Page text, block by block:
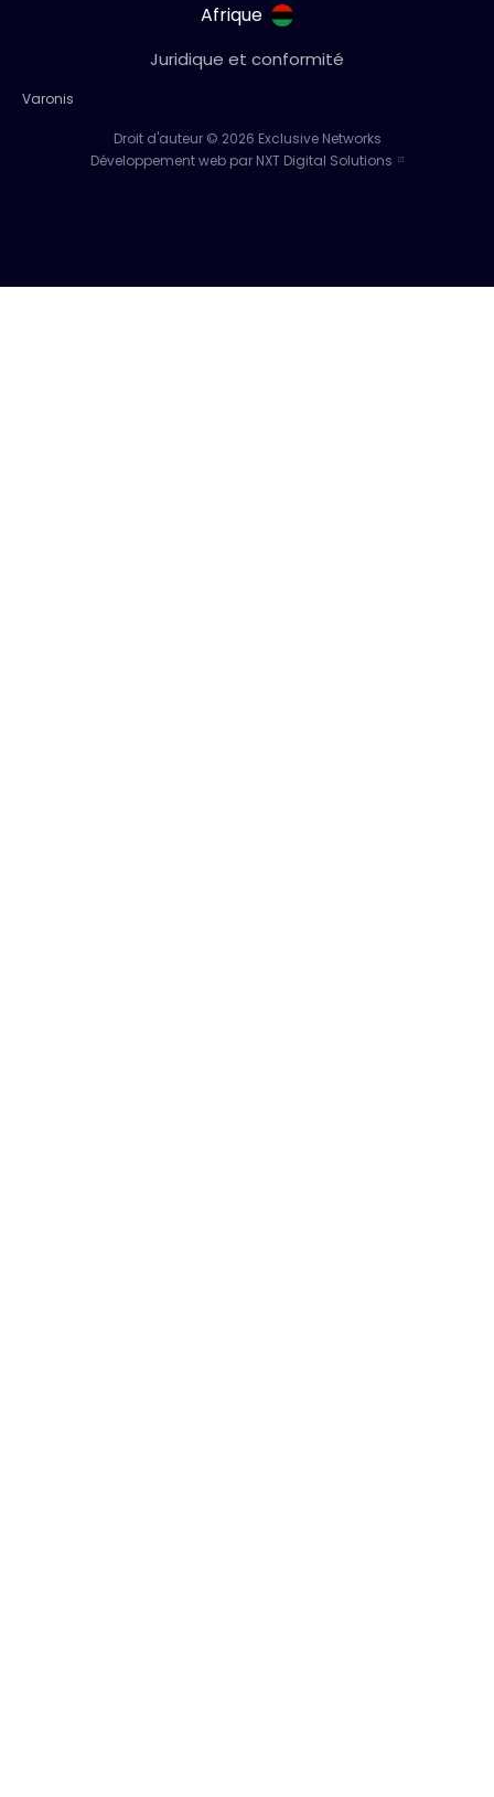
Afrique
Juridique et conformité
Varonis
Droit d'auteur © 2026 Exclusive Networks
Développement web par NXT Digital Solutions